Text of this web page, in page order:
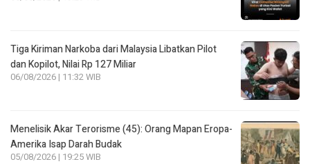
Tiga Kiriman Narkoba dari Malaysia Libatkan Pilot
dan Kopilot, Nilai Rp 127 Miliar
06/08/2026 | 11:32 WIB
Menelisik Akar Terorisme (45): Orang Mapan Eropa-
Amerika Isap Darah Budak
05/08/2026 | 19:25 WIB